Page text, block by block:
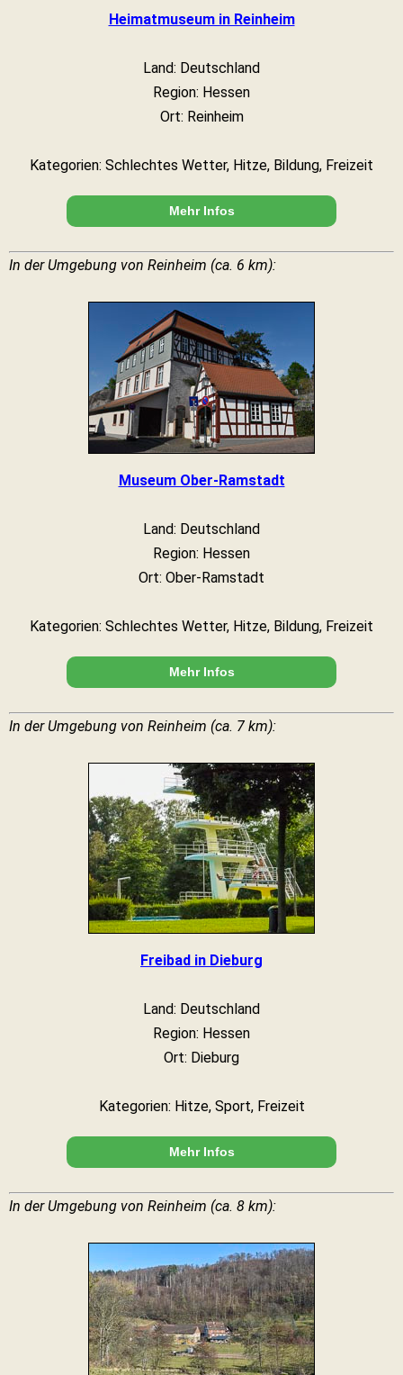
Heimatmuseum in Reinheim
Land: Deutschland
Region: Hessen
Ort: Reinheim
Kategorien: Schlechtes Wetter, Hitze, Bildung, Freizeit
Mehr Infos
In der Umgebung von Reinheim (ca. 6 km):
Museum Ober-Ramstadt
Land: Deutschland
Region: Hessen
Ort: Ober-Ramstadt
Kategorien: Schlechtes Wetter, Hitze, Bildung, Freizeit
Mehr Infos
In der Umgebung von Reinheim (ca. 7 km):
Freibad in Dieburg
Land: Deutschland
Region: Hessen
Ort: Dieburg
Kategorien: Hitze, Sport, Freizeit
Mehr Infos
In der Umgebung von Reinheim (ca. 8 km):